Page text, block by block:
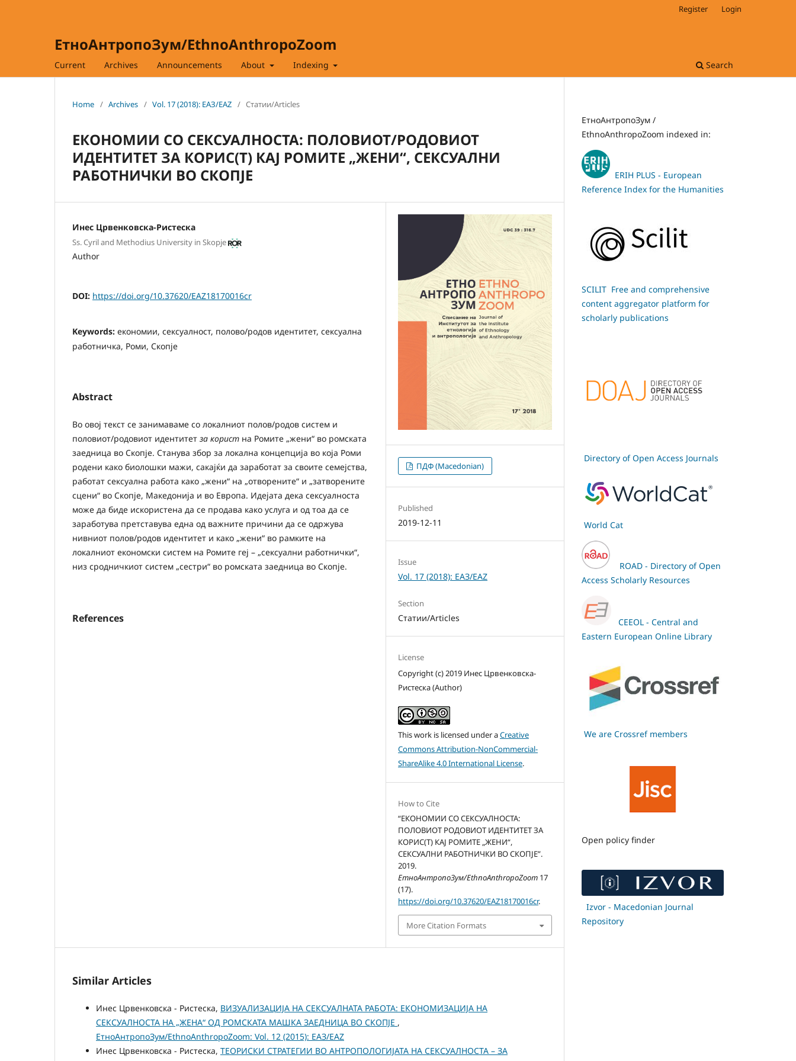
ЕтноАнтропоЗум/EthnoAnthropoZoom
Current Archives Announcements About Indexing Search
Register Login
Home / Archives / Vol. 17 (2018): ЕАЗ/EAZ / Статии/Articles
ЕКОНОМИИ СО СЕКСУАЛНОСТА: ПОЛОВИОТ/РОДОВИОТ
ИДЕНТИТЕТ ЗА КОРИС(Т) КАЈ РОМИТЕ „ЖЕНИ“, СЕКСУАЛНИ
РАБОТНИЧКИ ВО СКОПЈЕ
Инес Црвенковска-Ристеска
Ss. Cyril and Methodius University in Skopje
Author
DOI: https://doi.org/10.37620/EAZ18170016cr
Keywords: економии, сексуалност, полово/родов идентитет, сексуална
работничка, Роми, Скопје
Abstract
Во овој текст се занимаваме со локалниот полов/родов систем и
половиот/родовиот идентитет за корист на Ромите „жени“ во ромската
заедница во Скопје. Станува збор за локална концепција во која Роми
родени како биолошки мажи, сакајќи да заработат за своите семејства,
работат сексуална работа како „жени“ на „отворените“ и „затворените
сцени“ во Скопје, Македонија и во Европа. Идејата дека сексуалноста
може да биде искористена да се продава како услуга и од тоа да се
заработува претставува една од важните причини да се одржува
нивниот полов/родов идентитет и како „жени“ во рамките на
локалниот економски систем на Ромите геј – „сексуални работнички“,
низ сродничкиот систем „сестри“ во ромската заедница во Скопје.
References
ПДФ (Macedonian)
Published
2019-12-11
Issue
Vol. 17 (2018): ЕАЗ/EAZ
Section
Статии/Articles
License
Copyright (c) 2019 Инес Црвенковска-
Ристеска (Author)
This work is licensed under aCreative
Commons Attribution-NonCommercial-
ShareAlike 4.0 International License.
How to Cite
“ЕКОНОМИИ СО СЕКСУАЛНОСТА:
ПОЛОВИОТ РОДОВИОТ ИДЕНТИТЕТ ЗА
КОРИС(Т) КАЈ РОМИТЕ „ЖЕНИ“,
СЕКСУАЛНИ РАБОТНИЧКИ ВО СКОПЈЕ”.
2019.
ЕтноАнтропоЗум/EthnoAnthropoZoom 17
(17).
https://doi.org/10.37620/EAZ18170016cr.
More Citation Formats
Similar Articles
Инес Црвенковска - Ристеска, ВИЗУАЛИЗАЦИЈА НА СЕКСУАЛНАТА РАБОТА: ЕКОНОМИЗАЦИЈА НА
СЕКСУАЛНОСТА НА „ЖЕНА“ ОД РОМСКАТА МАШКА ЗАЕДНИЦА ВО СКОПЈЕ ,
ЕтноАнтропоЗум/EthnoAnthropoZoom: Vol. 12 (2015): ЕАЗ/EAZ
Инес Црвенковска - Ристеска, ТЕОРИСКИ СТРАТЕГИИ ВО АНТРОПОЛОГИЈАТА НА СЕКСУАЛНОСТА – ЗА
ЕтноАнтропоЗум /
EthnoAnthropoZoom indexed in:
ERIH PLUS - European
Reference Index for the Humanities
SCILIT Free and comprehensive
content aggregator platform for
scholarly publications
Directory of Open Access Journals
World Cat
ROAD - Directory of Open
Access Scholarly Resources
CEEOL - Central and
Eastern European Online Library
We are Crossref members
Open policy finder
Izvor - Macedonian Journal
Repository